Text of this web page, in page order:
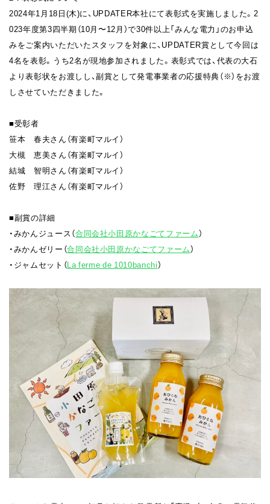
2024年1月18日(木)に、UPDATER本社にて表彰式を実施しました。2
023年度第3四半期（10月〜12月）で30件以上「みんな電力」のお申込
みをご案内いただいたスタッフを対象に、UPDATER賞として今回は
4名を表彰。うち2名が現地参加されました。表彰式では、代表の大石
より表彰状をお渡しし、副賞として発電事業者の応援特典（※）をお渡
しさせていただきました。
■受彰者
笹本 春夫さん（有楽町マルイ）
大槻 恵美さん（有楽町マルイ）
結城 智明さん（有楽町マルイ）
佐野 理江さん（有楽町マルイ）
■副賞の詳細
・みかんジュース（合同会社小田原かなごてファーム）
・みかんゼリー（合同会社小田原かなごてファーム）
・ジャムセット（La ferme de 1010banchi）